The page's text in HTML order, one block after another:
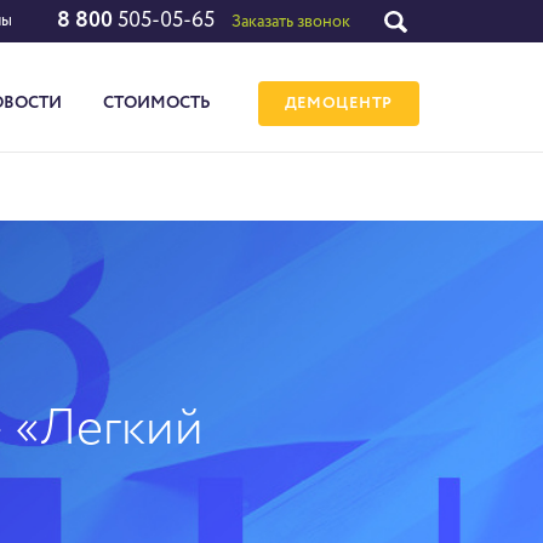
8 800 505-05-65 Заказать звонок
СТОИМОСТЬ ДЕМОЦЕНТР
«Легкий